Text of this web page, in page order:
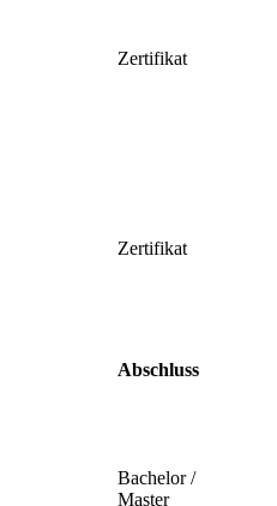
Zertifikat
Zertifikat
Abschluss
Bachelor /
Master